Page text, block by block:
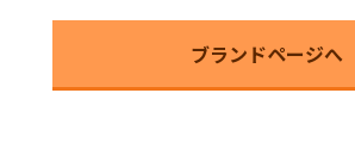
© 2026 SANRIO CO., LTD. APPROVAL NO.
ブランドページへ